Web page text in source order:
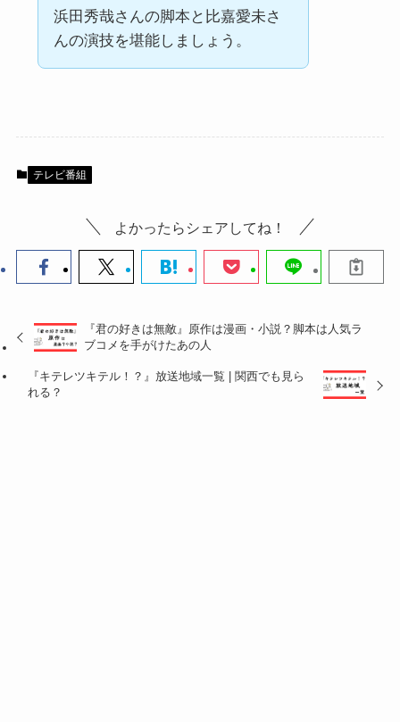
浜田秀哉さんの脚本と比嘉愛未さ
んの演技を堪能しましょう。
テレビ番組
よかったらシェアしてね！
『君の好きは無敵』原作は漫画・小説？脚本は人気ラ
ブコメを手がけたあの人
『キテレツキテル！？』放送地域一覧 | 関西でも見ら
れる？